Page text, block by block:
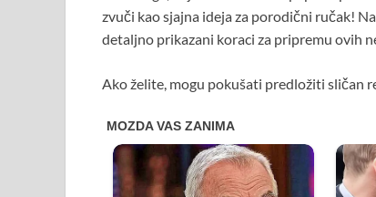
zvuči kao sjajna ideja za porodični ručak!
detaljno prikazani koraci za pripremu ovih
Ako želite, mogu pokušati predložiti sličan